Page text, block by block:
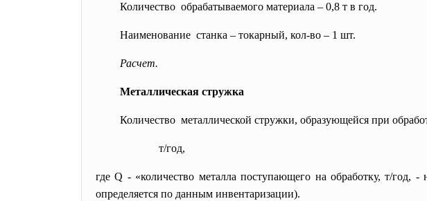
Количество обрабатываемого материала – 0,8 т в год.
Наименование станка – токарный, кол-во – 1 шт.
Расчет.
Металлическая стружка
Количество металлической стружки, образующейся при
т/год,
где Q - «количество металла поступающего на обработку, т/год, -
определяется по данным инвентаризации).